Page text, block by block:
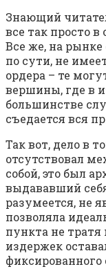
Знающий
все так просто
Все же, на
по сути, не
ордера – те
вершины, где в
большинстве
съедается вся
Так вот, дело в
отсутствовал
собой, это был
выдававший
разумеется, не
позволяла
пункта не
издержек
фиксированного